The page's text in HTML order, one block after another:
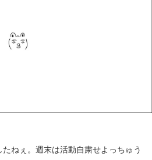
ねぇ。週末は活動自粛せよっちゅう